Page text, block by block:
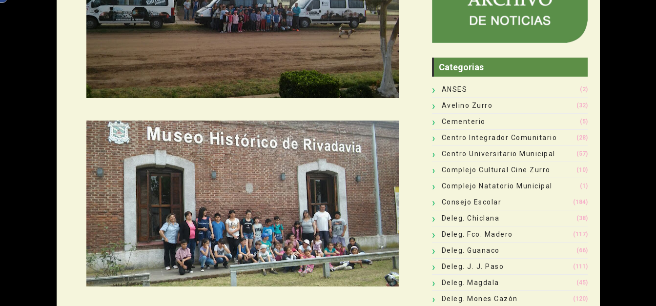
Categorias
ANSES (2)
Avelino Zurro (32)
Cementerio (5)
Centro Integrador Comunitario (28)
Centro Universitario Municipal (57)
Complejo Cultural Cine Zurro (10)
Complejo Natatorio Municipal (1)
Consejo Escolar (184)
Deleg. Chiclana (38)
Deleg. Fco. Madero (117)
Deleg. Guanaco (66)
Deleg. J. J. Paso (111)
Deleg. Magdala (45)
Deleg. Mones Cazón (120)